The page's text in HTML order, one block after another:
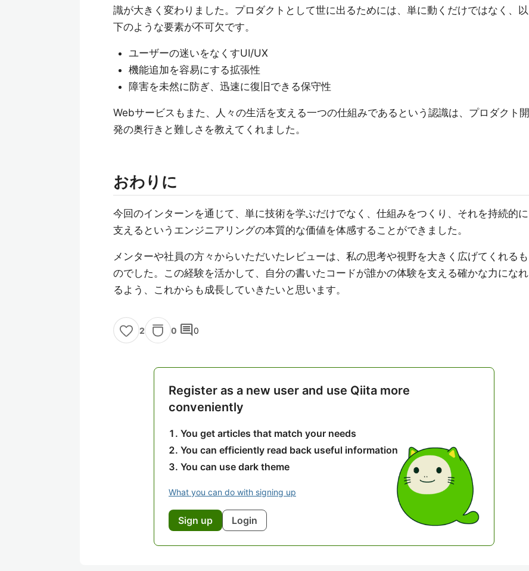
識が大きく変わりました。プロダクトとして世に出るためには、単に動くだけではなく、以
下のような要素が不可欠です。
ユーザーの迷いをなくすUI/UX
機能追加を容易にする拡張性
障害を未然に防ぎ、迅速に復旧できる保守性
Webサービスもまた、人々の生活を支える一つの仕組みであるという認識は、プロダクト開
発の奥行きと難しさを教えてくれました。
おわりに
今回のインターンを通じて、単に技術を学ぶだけでなく、仕組みをつくり、それを持続的に
支えるというエンジニアリングの本質的な価値を体感することができました。
メンターや社員の方々からいただいたレビューは、私の思考や視野を大きく広げてくれるも
のでした。この経験を活かして、自分の書いたコードが誰かの体験を支える確かな力になれ
るよう、これからも成長していきたいと思います。
2 0 comment0
Register as a new user and use Qiita more
conveniently
You get articles that match your needs
You can efficiently read back useful information
You can use dark theme
What you can do with signing up
Sign up Login